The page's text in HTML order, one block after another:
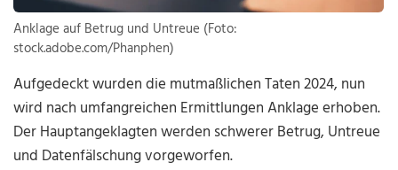
Anklage auf Betrug und Untreue (Foto:
stock.adobe.com/Phanphen)
Aufgedeckt wurden die mutmaßlichen Taten 2024, nun
wird nach umfangreichen Ermittlungen Anklage erhoben.
Der Hauptangeklagten werden schwerer Betrug, Untreue
und Datenfälschung vorgeworfen.